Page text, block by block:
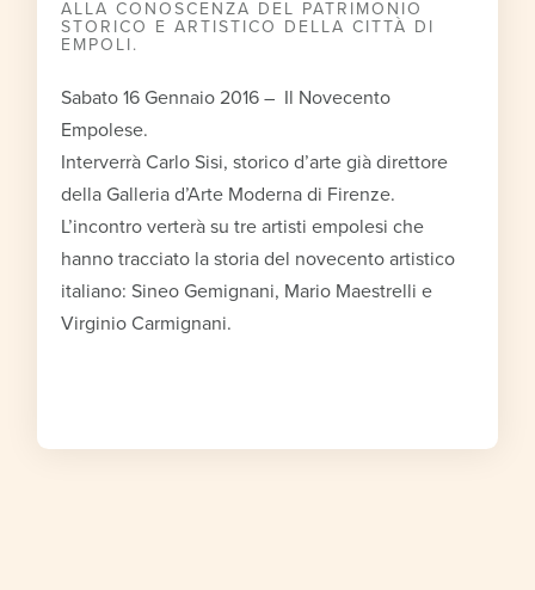
ALLA CONOSCENZA DEL PATRIMONIO
STORICO E ARTISTICO DELLA CITTÀ DI
EMPOLI.
Sabato 16 Gennaio 2016 – Il Novecento
Empolese.
Interverrà Carlo Sisi, storico d’arte già direttore
della Galleria d’Arte Moderna di Firenze.
L’incontro verterà su tre artisti empolesi che
hanno tracciato la storia del novecento artistico
italiano: Sineo Gemignani, Mario Maestrelli e
Virginio Carmignani.